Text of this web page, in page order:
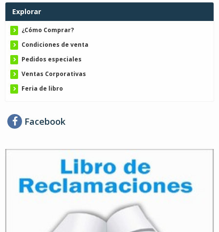
Explorar
¿Cómo Comprar?
Condiciones de venta
Pedidos especiales
Ventas Corporativas
Feria de libro
Facebook